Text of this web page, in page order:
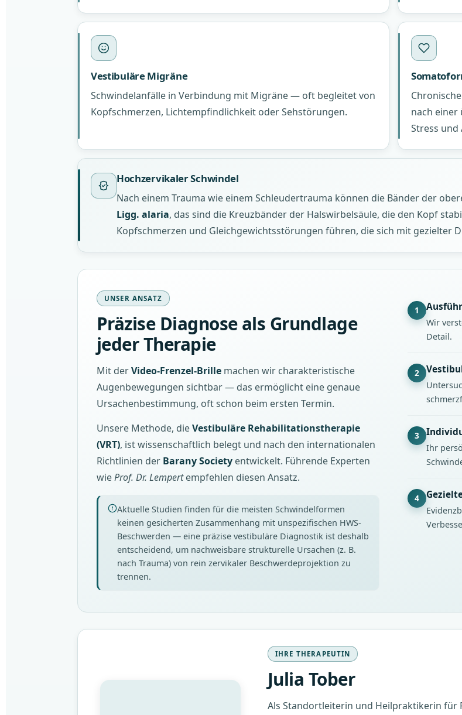
Vestibuläre Migräne
Schwindelanfälle in Verbindung mit Migräne — oft begleitet von
Kopfschmerzen, Lichtempfindlichkeit oder Sehstörungen.
nach
Stress und
Hochzervikaler Schwindel
Nach einem Trauma wie einem Schleudertrauma können die Bänder der
Ligg. alaria, das sind die Kreuzbänder der Halswirbelsäule, die den Kopf
Kopfschmerzen und Gleichgewichtsstörungen führen, die sich mit gezielter
UNSER ANSATZ
Präzise Diagnose als Grundlage
jeder Therapie
Mit derVideo-Frenzel-Brille machen wir charakteristische
Augenbewegungen sichtbar — das ermöglicht eine genaue
Ursachenbestimmung, oft schon beim ersten Termin.
Unsere Methode, dieVestibuläre Rehabilitationstherapie
(VRT), ist wissenschaftlich belegt und nach den internationalen
Richtlinien der Barany Society entwickelt. Führende Experten
wieProf. Dr. Lempertempfehlen diesen Ansatz.
Aktuelle Studien finden für die meisten Schwindelformen
keinen gesicherten Zusammenhang mit unspezifischen HWS-
Beschwerden — eine präzise vestibuläre Diagnostik ist deshalb
entscheidend, um nachweisbare strukturelle Ursachen (z. B.
nach Trauma) von rein zervikaler Beschwerdeprojektion zu
trennen.
1
Wir
Detail.
2
3
Ihr
4
IHRE THERAPEUTIN
Julia Tober
Als Standortleiterin und Heilpraktikerin für